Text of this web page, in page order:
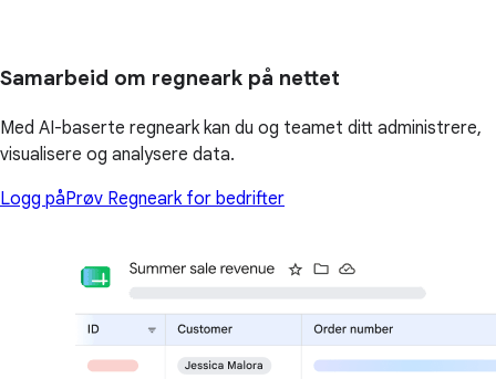
Samarbeid om regneark på nettet
Med AI-baserte regneark kan du og teamet ditt administrere,
visualisere og analysere data.
Logg påPrøv Regneark for bedrifter